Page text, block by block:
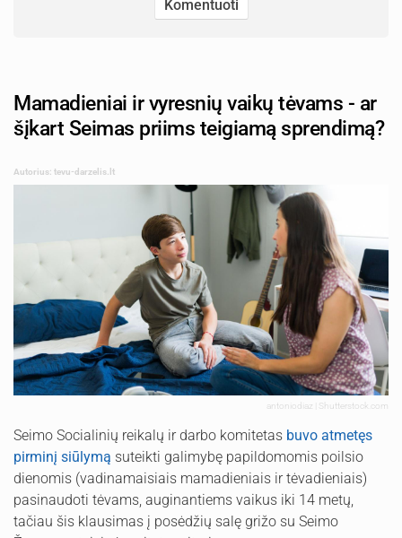
Mamadieniai ir vyresnių vaikų tėvams - ar
šįkart Seimas priims teigiamą sprendimą?
Autorius: tevu-darzelis.lt
antoniodiaz | Shutterstock.com
Seimo Socialinių reikalų ir darbo komitetas buvo atmetęs
pirminį siūlymą suteikti galimybę papildomomis poilsio
dienomis (vadinamaisiais mamadieniais ir tėvadieniais)
pasinaudoti tėvams, auginantiems vaikus iki 14 metų,
tačiau šis klausimas į posėdžių salę grižo su Seimo